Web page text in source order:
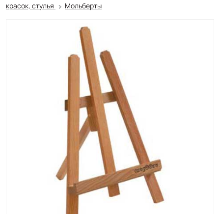
красок, стулья
Мольберты